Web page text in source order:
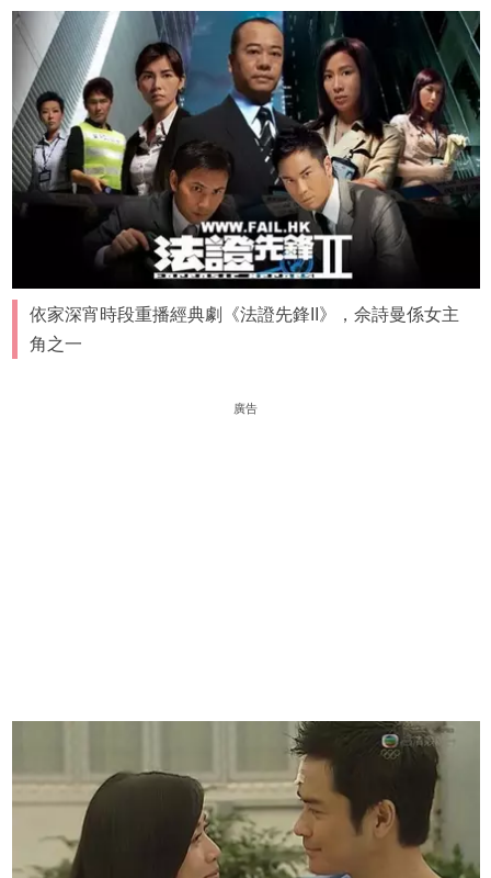
依家深宵時段重播經典劇《法證先鋒II》，佘詩曼係女主
角之一
廣告